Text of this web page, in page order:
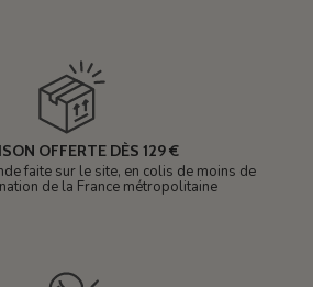
OFFERTE DÈS 129 €
faite sur le site, en colis de moins de
de la France métropolitaine